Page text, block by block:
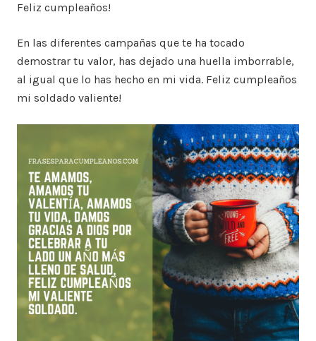
Feliz cumpleaños!
En las diferentes campañas que te ha tocado
demostrar tu valor, has dejado una huella imborrable,
al igual que lo has hecho en mi vida. Feliz cumpleaños
mi soldado valiente!